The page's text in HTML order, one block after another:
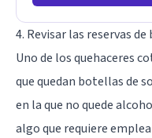
4. Revisar las reservas de
Uno de los quehaceres
que quedan botellas de
en la que no quede
algo que requiere